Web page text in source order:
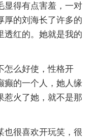
显得有点害羞，一对
厚的刘海长了许多的
透红的。她就是我的
怎么好使，性格开
癫的一个人，她人缘
惹火了她，就不是那
也很喜欢开玩笑，很